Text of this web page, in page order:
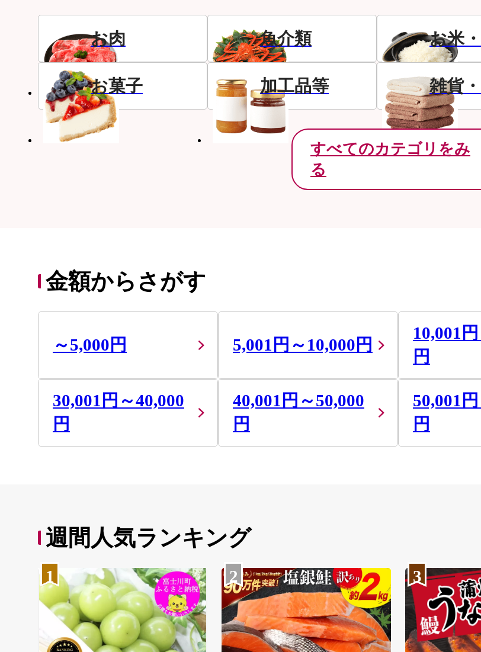
お肉 魚介類 お米
お菓子 加工品等 雑貨
すべてのカテゴリをみ
る
金額からさがす
～5,000円 5,001円～10,000円
10,001
円
30,001円～40,000
円
40,001円～50,000
円
50,001
円
週間人気ランキング
1 2 3